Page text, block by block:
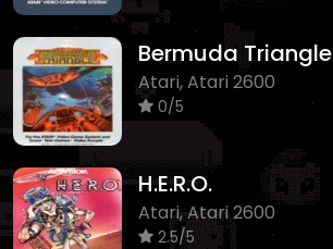
Bermuda Triangle
Atari, Atari 2600
0/5
H.E.R.O.
Atari, Atari 2600
2.5/5